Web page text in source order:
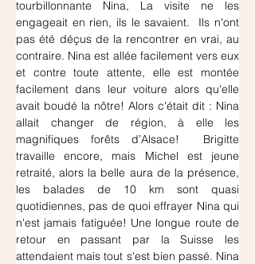
tourbillonnante Nina, La visite ne les
engageait en rien, ils le savaient.  Ils n'ont
pas été déçus de la rencontrer en vrai, au
contraire. Nina est allée facilement vers eux
et contre toute attente, elle est montée
facilement dans leur voiture alors qu'elle
avait boudé la nôtre! Alors c'était dit : Nina
allait changer de région, à elle les
magnifiques forêts d’Alsace!  Brigitte
travaille encore, mais Michel est jeune
retraité, alors la belle aura de la présence,
les balades de 10 km sont quasi
quotidiennes, pas de quoi effrayer Nina qui
n'est jamais fatiguée! Une longue route de
retour en passant par la Suisse les
attendaient mais tout s'est bien passé. Nina